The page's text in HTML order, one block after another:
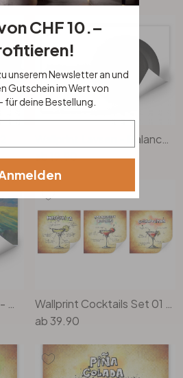
Wallprint Lavsen - Balanced Cuisine
ab19.90
Wallprint W - Bleichner - Wein in Napa Valley
Wallprint Cocktails Set 01 (3-teilig)
ab39.90
CHF 10.–
unserem Newsletter an und
Gutschein im Wert von
für deine Bestellung.